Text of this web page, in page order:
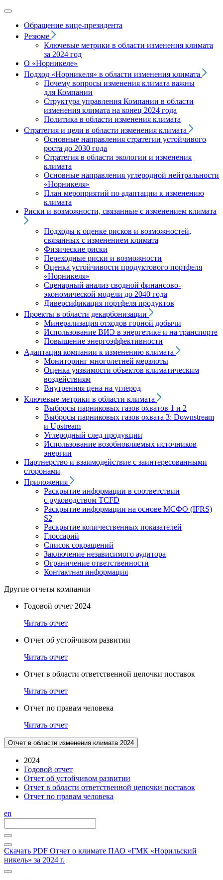
Обращение вице‑президента
Резюме
Ключевые метрики в области изменения климата
за 2024 год
О «Норникеле»
Подход «Норникеля» в области изменения климата
Почему вопросы изменения климата важны
для Компании
Структура управления Компании в области
изменения климата на конец 2024 года
Политика в области изменения климата
Стратегия и цели в области изменения климата
Основные направления стратегии устойчивого
роста до 2030 года
Стратегия в области экологии и изменения
климата
Основные направления углеродной нейтральности
«Норникеля»
План мероприятий по адаптации к изменению
климата
Риски и возможности, связанные с изменением климата
Подходы к оценке рисков и возможностей,
связанных с изменением климата
Физические риски
Переходные риски и возможности
Оценка устойчивости продуктового портфеля
«Норникеля»
Сценарный анализ сводной финансово-
экономической модели до 2040 года
Диверсификация портфеля продуктов
Проекты в области декарбонизации
Минерализация отходов горной добычи
Использование ВИЭ в энергетике и на транспорте
Повышение энергоэффективности
Адаптация компании к изменению климата
Мониторинг многолетней мерзлоты
Оценка уязвимости объектов климатическим
воздействиям
Внутренняя цена на углерод
Ключевые метрики в области климата
Выбросы парниковых газов охватов 1 и 2
Выбросы парниковых газов охвата 3: Downstream
и Upstream
Углеродный след продукции
Использование возобновляемых источников
энергии
Партнерство и взаимодействие с заинтересованными
сторонами
Приложения
Раскрытие информации в соответствии
с руководством TCFD
Раскрытие информации на основе МСФО (IFRS)
S2
Раскрытие количественных показателей
Глоссарий
Список сокращений
Заключение независимого аудитора
Ограничение ответственности
Контактная информация
Другие отчеты компании
Годовой отчет 2024
Читать отчет
Отчет об устойчивом развитии
Читать отчет
Отчет в области ответственной цепочки поставок
Читать отчет
Отчет по правам человека
Читать отчет
Отчет в области изменения климата 2024
2024
Годовой отчет
Отчет об устойчивом развитии
Отчет в области ответственной цепочки поставок
Отчет по правам человека
en
Скачать PDF Отчет о климате ПАО «ГМК «Норильский
никель» за 2024 г.